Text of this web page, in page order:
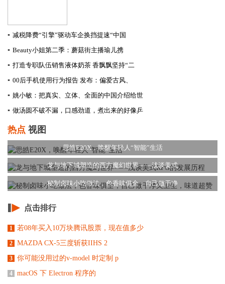
▪ 减税降费“引擎”驱动车企换挡提速​“中国
▪ Beauty小姐第二季：蘑菇街主播瑜儿携
▪ 打造专职队伍销售液体奶茶 香飘飘坚持“二
▪ 00后手机使用行为报告 发布：偏爱古风、
▪ 姚小敏：把真实、立体、全面的中国介绍给世
▪ 做汤圆不破不漏，口感劲道，煮出来的好像乒
热点 视图
思皓E20X，唤醒年轻人“智能”生活
龙与地下城塑造的西方魔幻世界——浅谈美式
秘制卤味小吃做法，色香味俱全，自己做干净
点击排行
1 若08年买入10万块腾讯股票，现在值多少
2 MAZDA CX-5三度斩获IIHS 2
3 你可能没用过的v-model 时定制 p
4 macOS 下 Electron 程序的